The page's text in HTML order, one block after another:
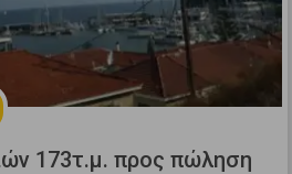
173τ.μ. προς πώληση